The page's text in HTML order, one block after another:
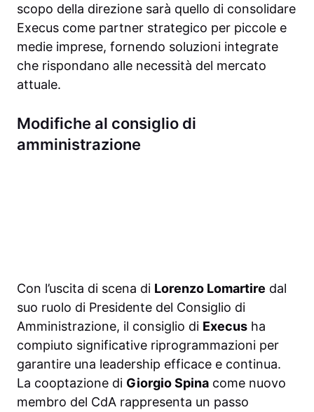
scopo della direzione sarà quello di consolidare
Execus come partner strategico per piccole e
medie imprese, fornendo soluzioni integrate
che rispondano alle necessità del mercato
attuale.
Modifiche al consiglio di
amministrazione
Con l’uscita di scena di Lorenzo Lomartire dal
suo ruolo di Presidente del Consiglio di
Amministrazione, il consiglio di Execus ha
compiuto significative riprogrammazioni per
garantire una leadership efficace e continua.
La cooptazione di Giorgio Spina come nuovo
membro del CdA rappresenta un passo